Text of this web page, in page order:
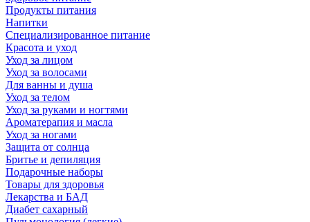
Продукты питания
Напитки
Специализированное питание
Красота и уход
Уход за лицом
Уход за волосами
Для ванны и душа
Уход за телом
Уход за руками и ногтями
Ароматерапия и масла
Уход за ногами
Защита от солнца
Бритье и депиляция
Подарочные наборы
Товары для здоровья
Лекарства и БАД
Диабет сахарный